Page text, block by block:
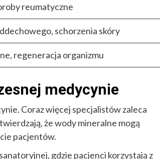
reumatyczne
schorzenia skóry
regeneracja organizmu
medycynie
Coraz więcej specjalistów zaleca
że wody mineralne mogą
pacjentów.
gdzie pacjenci korzystają z